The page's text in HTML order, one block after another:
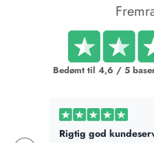
Bedømt til 4,6 / 5